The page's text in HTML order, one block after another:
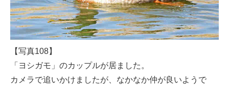
【写真108】
「ヨシガモ」のカップルが居ました。
カメラで追いかけましたが、なかなか仲が良いようで